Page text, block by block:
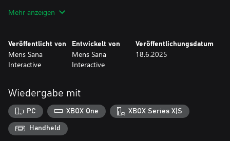
Sie komplexere Pfade durchlaufen.
Mehr anzeigen
Veröffentlicht von
Mens Sana
Interactive
Entwickelt von
Mens Sana
Interactive
Veröffentlichungsdatum
18.6.2025
Wiedergabe mit
PC XBOX One XBOX Series X|S
Handheld